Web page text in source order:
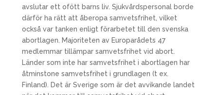
avslutar ett ofött barns liv. Sjukvårdspersonal borde
därför ha rätt att åberopa samvetsfrihet, vilket
också var tanken enligt förarbetet till den svenska
abortlagen. Majoriteten av Europarådets 47
medlemmar tillämpar samvetsfrihet vid abort.
Länder som inte har samvetsfrihet i abortlagen har
åtminstone samvetsfrihet i grundlagen (t ex.
Finland). Det är Sverige som är det avvikande landet